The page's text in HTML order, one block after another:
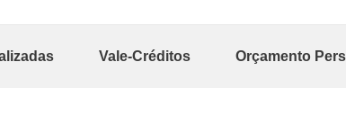
Vale-Créditos Orçamento